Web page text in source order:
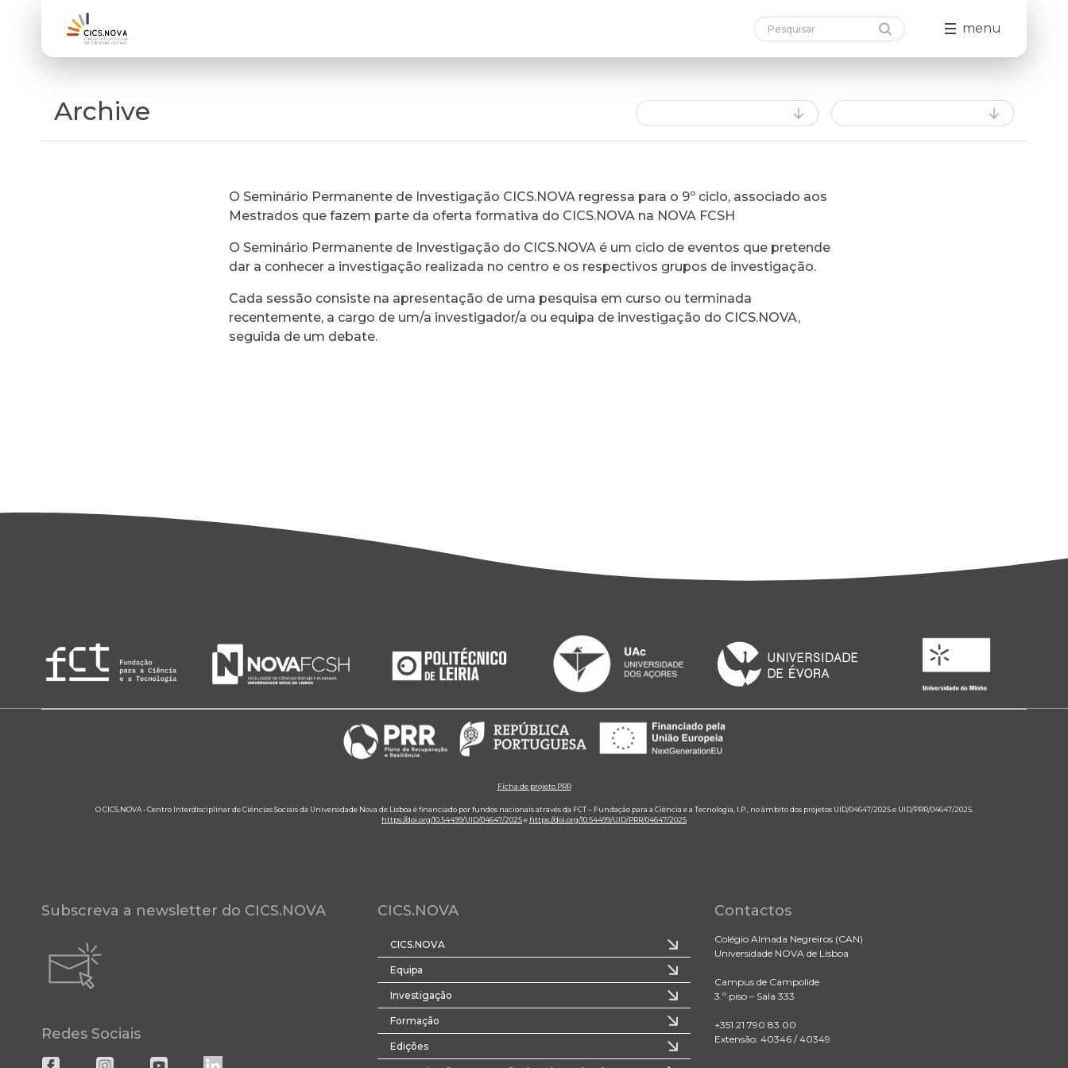
menu
Archive
O Seminário Permanente de Investigação CICS.NOVA regressa para o 9º ciclo, associado aos
Mestrados que fazem parte da oferta formativa do CICS.NOVA na NOVA FCSH
O Seminário Permanente de Investigação do CICS.NOVA é um ciclo de eventos que pretende
dar a conhecer a investigação realizada no centro e os respectivos grupos de investigação.
Cada sessão consiste na apresentação de uma pesquisa em curso ou terminada
recentemente, a cargo de um/a investigador/a ou equipa de investigação do CICS.NOVA,
seguida de um debate.
Ficha de projeto PRR
O CICS.NOVA - Centro Interdisciplinar de Ciências Sociais da Universidade Nova de Lisboa é financiado por fundos nacionais através da FCT – Fundação para a Ciência e a Tecnologia, I.P., no âmbito dos projetos UID/04647/2025 e UID/PRR/04647/2025.
https://doi.org/10.54499/UID/04647/2025e https://doi.org/10.54499/UID/PRR/04647/2025
Subscreva a newsletter do CICS.NOVA
Redes Sociais
CICS.NOVA
CICS.NOVA
Equipa
Investigação
Formação
Edições
Contactos
Colégio Almada Negreiros (CAN)
Universidade NOVA de Lisboa
Campus de Campolide
3.º piso – Sala 333
+351 21 790 83 00
Extensão: 40346 / 40349